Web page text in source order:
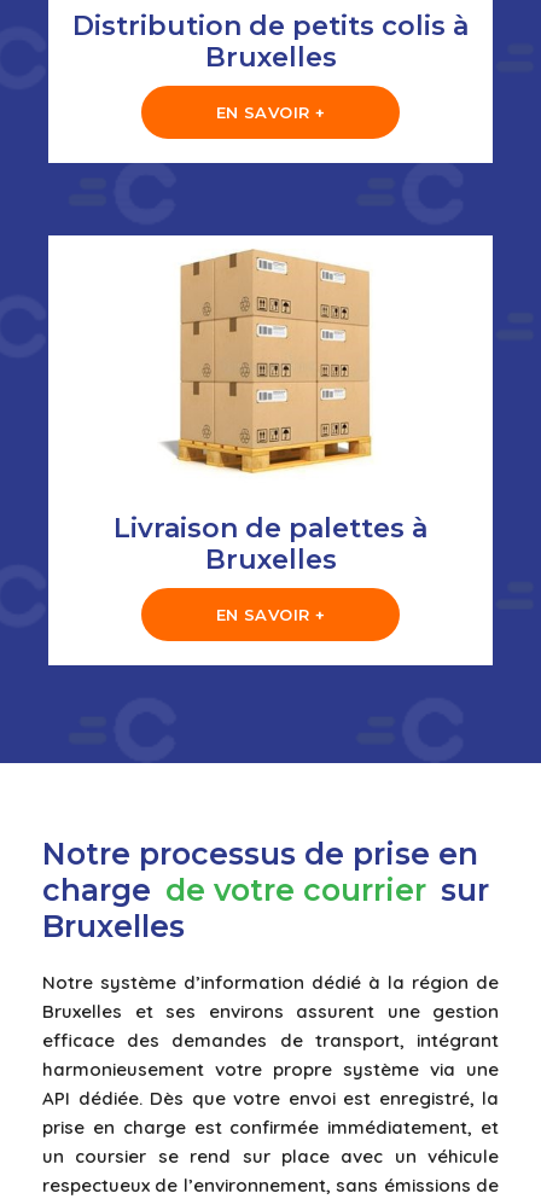
Distribution de petits colis à
Bruxelles
EN SAVOIR +
Livraison de palettes à
Bruxelles
EN SAVOIR +
Notre processus de prise en
charge de votre courrier sur
Bruxelles
Notre système d’information dédié à la région de
Bruxelles et ses environs assurent une gestion
efficace des demandes de transport, intégrant
harmonieusement votre propre système via une
API dédiée. Dès que votre envoi est enregistré, la
prise en charge est confirmée immédiatement, et
un coursier se rend sur place avec un véhicule
respectueux de l’environnement, sans émissions de